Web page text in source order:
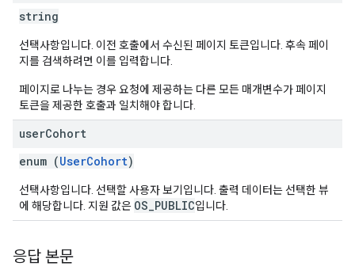
string
선택사항입니다. 이전 호출에서 수신된 페이지 토큰입니다. 후속 페이
지를 검색하려면 이를 입력합니다.
페이지로 나누는 경우 요청에 제공하는 다른 모든 매개변수가 페이지
토큰을 제공한 호출과 일치해야 합니다.
userCohort
enum (UserCohort)
선택사항입니다. 선택할 사용자 보기입니다. 출력 데이터는 선택한 뷰
에 해당합니다. 지원 값은 OS_PUBLIC입니다.
응답 본문